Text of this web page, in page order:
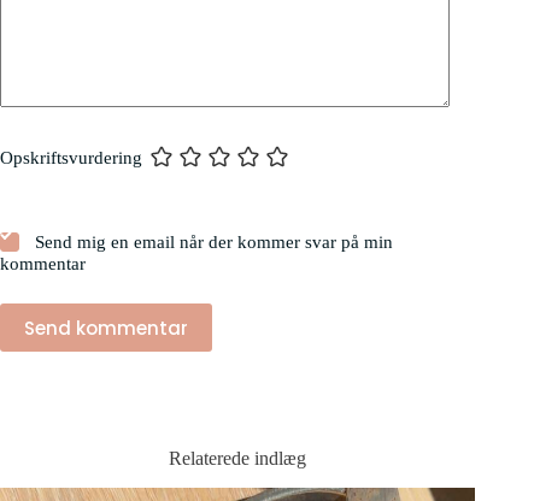
Opskriftsvurdering
Send mig en email når der kommer svar på min
kommentar
Send kommentar
Relaterede indlæg